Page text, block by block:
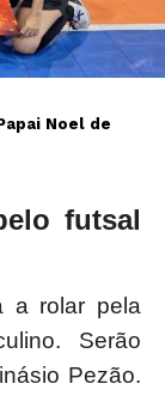
Noel de
futsal
a rolar pela
Serão
Pezão.